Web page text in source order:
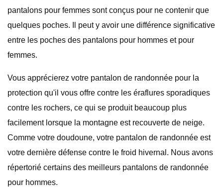
pantalons pour femmes sont conçus pour ne contenir que
quelques poches. Il peut y avoir une différence significative
entre les poches des pantalons pour hommes et pour
femmes.
Vous apprécierez votre pantalon de randonnée pour la
protection qu'il vous offre contre les éraflures sporadiques
contre les rochers, ce qui se produit beaucoup plus
facilement lorsque la montagne est recouverte de neige.
Comme votre doudoune, votre pantalon de randonnée est
votre dernière défense contre le froid hivernal. Nous avons
répertorié certains des meilleurs pantalons de randonnée
pour hommes.